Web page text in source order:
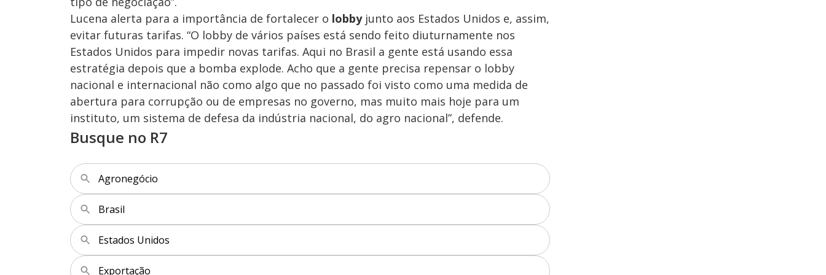
Lucena alerta para a importância de fortalecer o lobbyjunto aos Estados Unidos e, assim,
evitar futuras tarifas. “O lobby de vários países está sendo feito diuturnamente nos
Estados Unidos para impedir novas tarifas. Aqui no Brasil a gente está usando essa
estratégia depois que a bomba explode. Acho que a gente precisa repensar o lobby
nacional e internacional não como algo que no passado foi visto como uma medida de
abertura para corrupção ou de empresas no governo, mas muito mais hoje para um
instituto, um sistema de defesa da indústria nacional, do agro nacional”, defende.
Busque no R7
Agronegócio
Brasil
Estados Unidos
Exportação